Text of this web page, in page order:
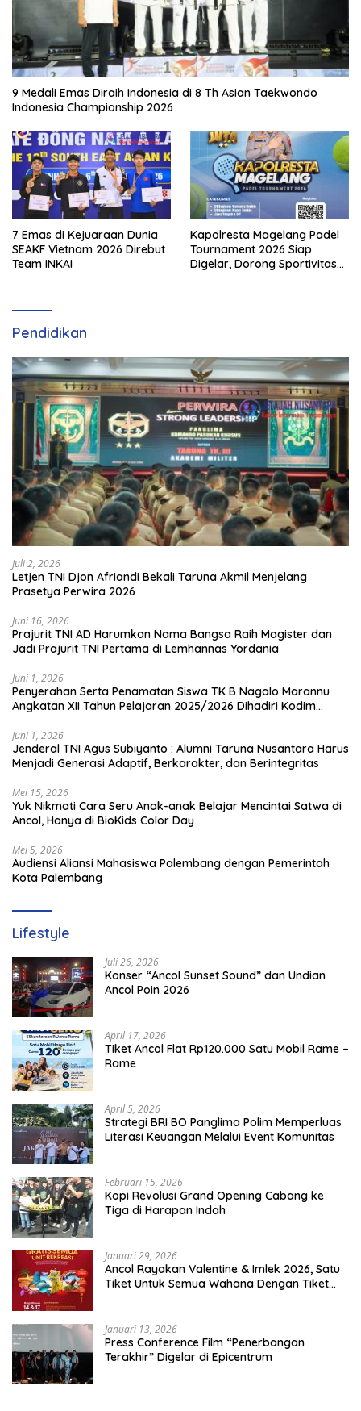
9 Medali Emas Diraih Indonesia di 8 Th Asian Taekwondo
Indonesia Championship 2026
7 Emas di Kejuaraan Dunia
SEAKF Vietnam 2026 Direbut
Team INKAI
Kapolresta Magelang Padel
Tournament 2026 Siap
Digelar, Dorong Sportivitas
Pendidikan
Juli 2, 2026
Letjen TNI Djon Afriandi Bekali Taruna Akmil Menjelang
Prasetya Perwira 2026
Juni 16, 2026
Prajurit TNI AD Harumkan Nama Bangsa Raih Magister dan
Jadi Prajurit TNI Pertama di Lemhannas Yordania
Juni 1, 2026
Penyerahan Serta Penamatan Siswa TK B Nagalo Marannu
Angkatan XII Tahun Pelajaran 2025/2026 Dihadiri Kodim
Juni 1, 2026
Jenderal TNI Agus Subiyanto : Alumni Taruna Nusantara Harus
Menjadi Generasi Adaptif, Berkarakter, dan Berintegritas
Mei 15, 2026
Yuk Nikmati Cara Seru Anak-anak Belajar Mencintai Satwa di
Ancol, Hanya di BioKids Color Day
Mei 5, 2026
Audiensi Aliansi Mahasiswa Palembang dengan Pemerintah
Kota Palembang
Lifestyle
Juli 26, 2026
Konser “Ancol Sunset Sound” dan Undian
Ancol Poin 2026
April 17, 2026
Tiket Ancol Flat Rp120.000 Satu Mobil Rame –
Rame
April 5, 2026
​Strategi BRI BO Panglima Polim Memperluas
Literasi Keuangan Melalui Event Komunitas
Februari 15, 2026
Kopi Revolusi Grand Opening Cabang ke
Tiga di Harapan Indah
Januari 29, 2026
Ancol Rayakan Valentine & Imlek 2026, Satu
Tiket Untuk Semua Wahana Dengan Tiket
Januari 13, 2026
Press Conference Film “Penerbangan
Terakhir” Digelar di Epicentrum